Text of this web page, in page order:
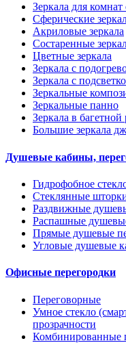
Зеркала для
Сферические
Акриловые зеркала
Состаренные
Цветные зеркала
Зеркала с
Зеркала с
Зеркальные
Зеркальные панно
Зеркала в багетной
Большие зеркала
Душевые кабины,
Гидрофобное
Стеклянные
Раздвижные
Распашные
Прямые душевые
Угловые душевые
Офисные перегородки
Переговорные
Умное стекло
прозрачности
Комбинированные